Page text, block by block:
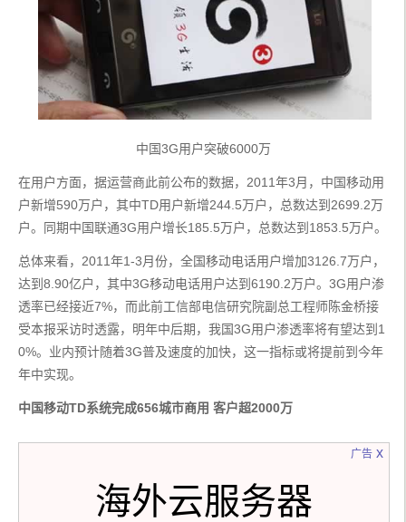
中国3G用户突破6000万
在用户方面，据运营商此前公布的数据，2011年3月，中国移动用
户新增590万户，其中TD用户新增244.5万户，总数达到2699.2万
户。同期中国联通3G用户增长185.5万户，总数达到1853.5万户。
总体来看，2011年1-3月份，全国移动电话用户增加3126.7万户，
达到8.90亿户，其中3G移动电话用户达到6190.2万户。3G用户渗
透率已经接近7%，而此前工信部电信研究院副总工程师陈金桥接
受本报采访时透露，明年中后期，我国3G用户渗透率将有望达到1
0%。业内预计随着3G普及速度的加快，这一指标或将提前到今年
年中实现。
中国移动TD系统完成656城市商用 客户超2000万
广告
海外云服务器
x